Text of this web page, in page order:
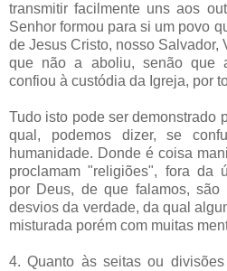
transmitir facilmente uns aos
Senhor formou para si um povo
de Jesus Cristo, nosso Salvador,
que não a aboliu, senão que
confiou à custódia da Igreja, por
Tudo isto pode ser demonstrado
qual, podemos dizer, se
humanidade. Donde é coisa
proclamam "religiões", fora da
por Deus, de que falamos,
desvios da verdade, da qual
misturada porém com muitas
4. Quanto às seitas ou